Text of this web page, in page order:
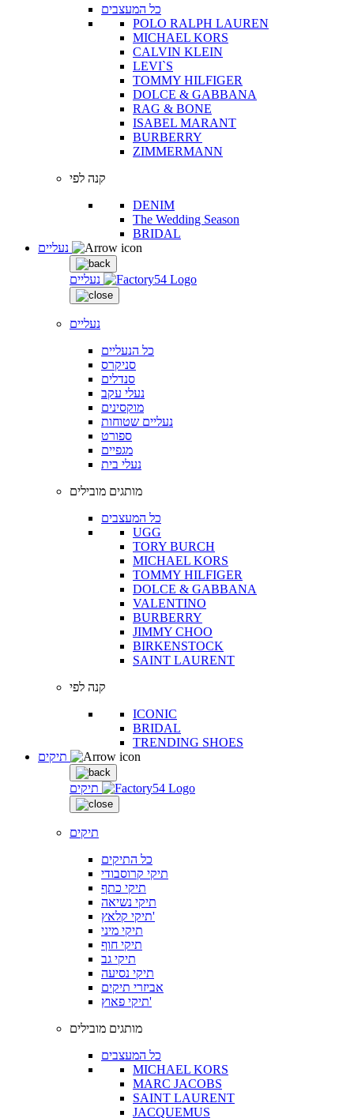
כל המעצבים
POLO RALPH LAUREN
MICHAEL KORS
CALVIN KLEIN
LEVI`S
TOMMY HILFIGER
DOLCE & GABBANA
RAG & BONE
ISABEL MARANT
BURBERRY
ZIMMERMANN
קנה לפי
DENIM
The Wedding Season
BRIDAL
נעליים
נעליים
כל הנעליים
סניקרס
סנדלים
נעלי עקב
מוקסינים
נעליים שטוחות
ספורט
מגפיים
נעלי בית
מותגים מובילים
כל המעצבים
UGG
TORY BURCH
MICHAEL KORS
TOMMY HILFIGER
DOLCE & GABBANA
VALENTINO
BURBERRY
JIMMY CHOO
BIRKENSTOCK
SAINT LAURENT
קנה לפי
ICONIC
BRIDAL
TRENDING SHOES
תיקים
תיקים
כל התיקים
תיקי קרוסבודי
תיקי כתף
תיקי נשיאה
תיקי קלאץ'
תיקי מיני
תיקי חוף
תיקי גב
תיקי נסיעה
אביזרי תיקים
תיקי פאוץ'
מותגים מובילים
כל המעצבים
MICHAEL KORS
MARC JACOBS
SAINT LAURENT
JACQUEMUS